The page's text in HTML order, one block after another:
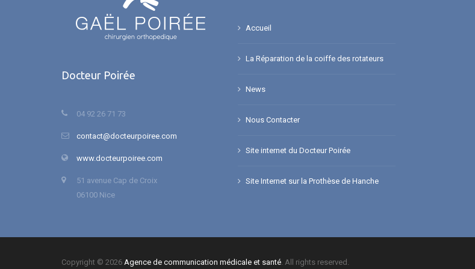
Docteur Poirée
04 92 26 71 73
contact@docteurpoiree.com
www.docteurpoiree.com
51 avenue Cap de Croix
06100 Nice
Accueil
La Réparation de la coiffe des rotateurs
News
Nous Contacter
Site internet du Docteur Poirée
Site Internet sur la Prothèse de Hanche
Copyright © 2026 Agence de communication médicale et santé . All rights reserved.